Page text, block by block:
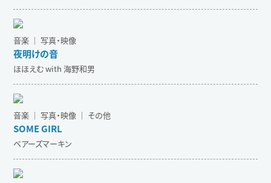
音楽 ｜ 写真・映像
夜明けの音
ほほえむ with 海野和男
音楽 ｜ 写真・映像 ｜ その他
SOME GIRL
ベアーズマーキン